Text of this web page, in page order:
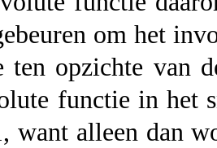
om het
ten opzichte van
functie in
want alleen dan